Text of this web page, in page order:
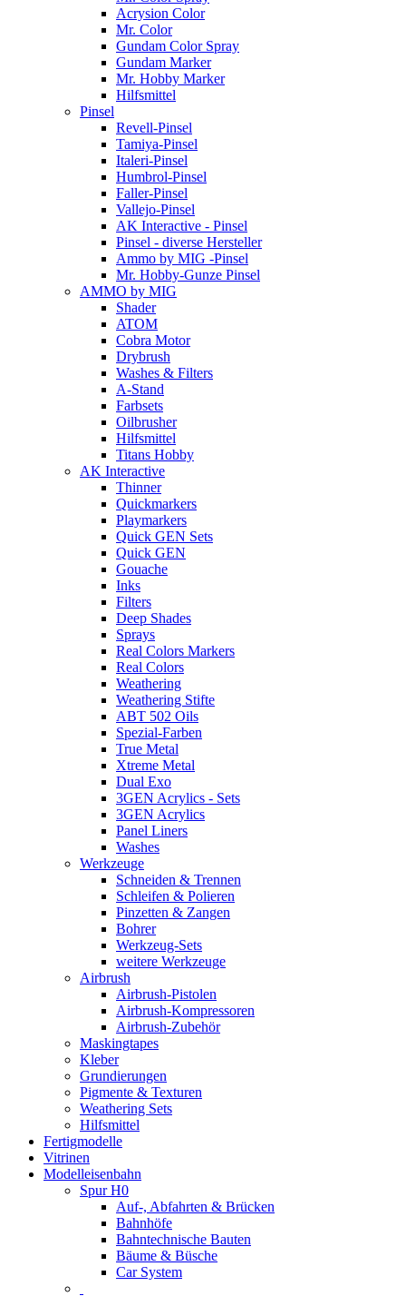
Acrysion Color
Mr. Color
Gundam Color Spray
Gundam Marker
Mr. Hobby Marker
Hilfsmittel
Pinsel
Revell-Pinsel
Tamiya-Pinsel
Italeri-Pinsel
Humbrol-Pinsel
Faller-Pinsel
Vallejo-Pinsel
AK Interactive - Pinsel
Pinsel - diverse Hersteller
Ammo by MIG -Pinsel
Mr. Hobby-Gunze Pinsel
AMMO by MIG
Shader
ATOM
Cobra Motor
Drybrush
Washes & Filters
A-Stand
Farbsets
Oilbrusher
Hilfsmittel
Titans Hobby
AK Interactive
Thinner
Quickmarkers
Playmarkers
Quick GEN Sets
Quick GEN
Gouache
Inks
Filters
Deep Shades
Sprays
Real Colors Markers
Real Colors
Weathering
Weathering Stifte
ABT 502 Oils
Spezial-Farben
True Metal
Xtreme Metal
Dual Exo
3GEN Acrylics - Sets
3GEN Acrylics
Panel Liners
Washes
Werkzeuge
Schneiden & Trennen
Schleifen & Polieren
Pinzetten & Zangen
Bohrer
Werkzeug-Sets
weitere Werkzeuge
Airbrush
Airbrush-Pistolen
Airbrush-Kompressoren
Airbrush-Zubehör
Maskingtapes
Kleber
Grundierungen
Pigmente & Texturen
Weathering Sets
Hilfsmittel
Fertigmodelle
Vitrinen
Modelleisenbahn
Spur H0
Auf-, Abfahrten & Brücken
Bahnhöfe
Bahntechnische Bauten
Bäume & Büsche
Car System